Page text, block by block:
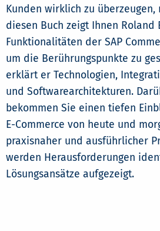
Kunden wirklich zu überzeugen,
diesen Buch zeigt Ihnen Roland
Funktionalitäten der SAP
um die Berührungspunkte zu
erklärt er Technologien,
und Softwarearchitekturen.
bekommen Sie einen tiefen
E-Commerce von heute und
praxisnaher und ausführlicher
werden Herausforderungen
Lösungsansätze aufgezeigt.